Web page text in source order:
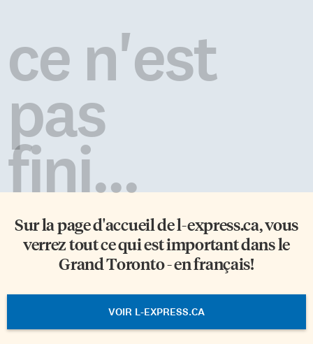
ce n'est
pas
fini...
Sur la page d'accueil del-express.ca, vous
verrez tout ce qui est important dans le
Grand Toronto - en français!
VOIR L-EXPRESS.CA